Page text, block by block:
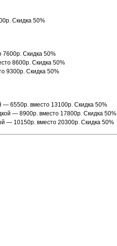
Скидка 50%
7600р. Скидка 50%
8600р. Скидка 50%
9300р. Скидка 50%
— 6550р. вместо 13100р. Скидка 50%
— 8900р. вместо 17800р. Скидка 50%
— 10150р. вместо 20300р. Скидка 50%